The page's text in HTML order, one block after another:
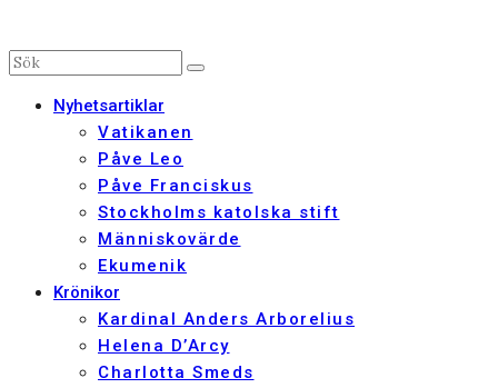
Nyhetsartiklar
Vatikanen
Påve Leo
Påve Franciskus
Stockholms katolska stift
Människovärde
Ekumenik
Krönikor
Kardinal Anders Arborelius
Helena D’Arcy
Charlotta Smeds